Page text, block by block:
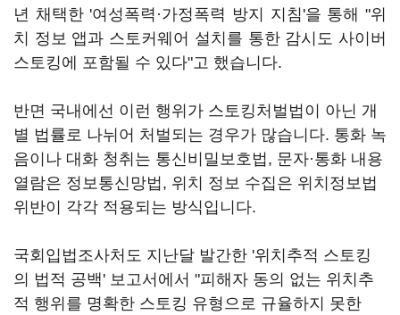
년 채택한 '여성폭력·가정폭력 방지 지침'을 통해 "위
치 정보 앱과 스토커웨어 설치를 통한 감시도 사이버
스토킹에 포함될 수 있다"고 했습니다.
반면 국내에선 이런 행위가 스토킹처벌법이 아닌 개
별 법률로 나뉘어 처벌되는 경우가 많습니다. 통화 녹
음이나 대화 청취는 통신비밀보호법, 문자·통화 내용
열람은 정보통신망법, 위치 정보 수집은 위치정보법
위반이 각각 적용되는 방식입니다.
국회입법조사처도 지난달 발간한 '위치추적 스토킹
의 법적 공백' 보고서에서 "피해자 동의 없는 위치추
적 행위를 명확한 스토킹 유형으로 규율하지 못한